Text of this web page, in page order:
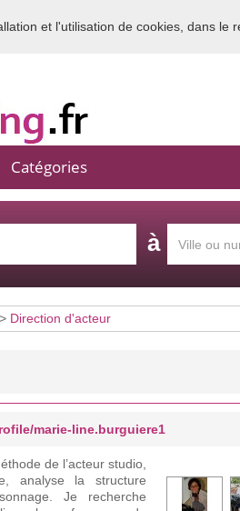
Bienvenue sur l'annuaire du coaching
Catégories
à
> Direction d'acteur
marie-line.burguiere1
de l’acteur studio,
analyse la structure
Je recherche
et l'utilisation de cookies, dans le